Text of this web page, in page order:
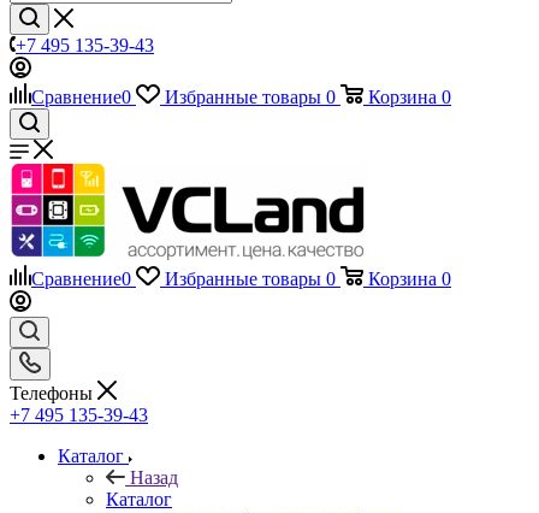
+7 495 135-39-43
Сравнение0 Избранные товары 0 Корзина 0
Сравнение0 Избранные товары 0 Корзина 0
Телефоны
+7 495 135-39-43
Каталог
Назад
Каталог